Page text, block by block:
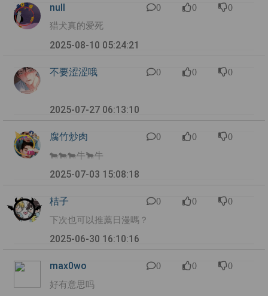
null 0 0 0
猎犬真的爱死
2025-08-10 05:24:21
不要涩涩哦 0 0 0
2025-07-27 06:13:10
腐竹炒肉 0 0 0
🐄🐄🐄牛🐂牛
2025-07-03 15:08:18
桔子 0 0 0
下次也可以推薦日漫嗎？
2025-06-30 16:10:16
max0wo 0 0 0
好有意思吗